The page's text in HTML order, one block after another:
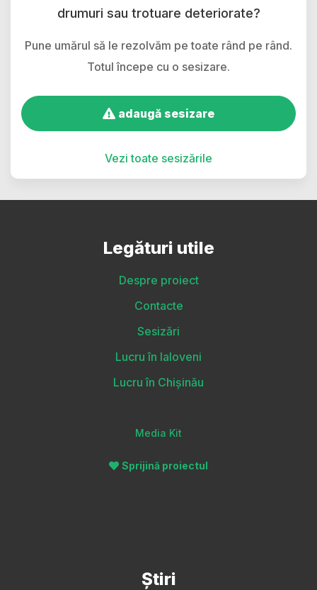
drumuri sau trotuare deteriorate?
Pune umărul să le rezolvăm pe toate rând pe rând.
Totul începe cu o sesizare.
adaugă sesizare
Vezi toate sesizările
Legături utile
Despre proiect
Contacte
Sesizări
Lucru în Ialoveni
Lucru în Chișinău
Media Kit
Sprijină proiectul
Știri